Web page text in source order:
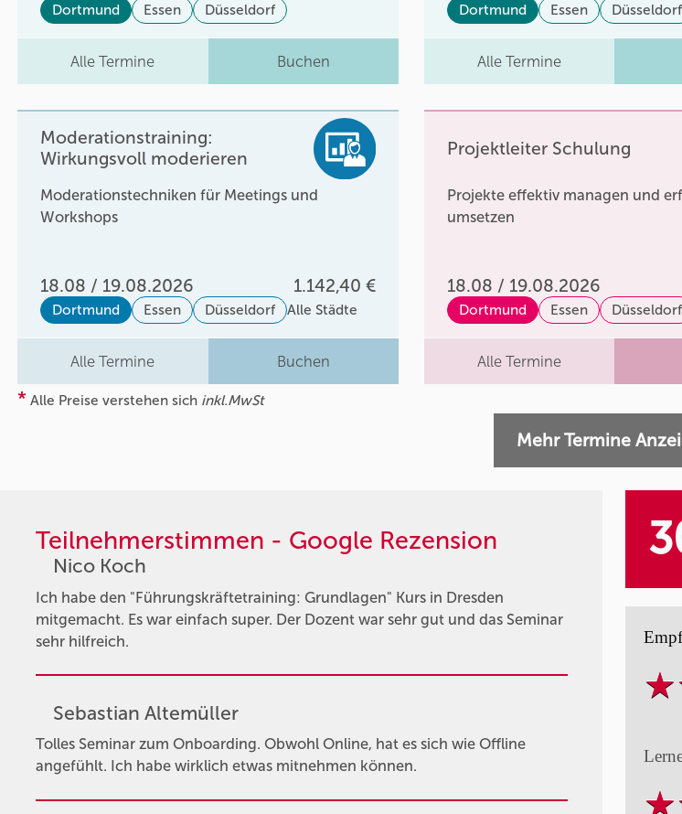
Dortmund Essen Düsseldorf
Alle Termine Buchen
Dortmund Essen Düsseldorf
Alle Termine
Moderationstraining:
Wirkungsvoll moderieren
Moderationstechniken für Meetings und
Workshops
18.08 / 19.08.2026 1.142,40 €
Dortmund Essen Düsseldorf Alle Städte
Alle Termine Buchen
Projektleiter Schulung
Projekte effektiv managen und
umsetzen
18.08 / 19.08.2026
Dortmund Essen Düsseldorf
Alle Termine
* Alle Preise verstehen sich inkl.MwSt
Mehr Termine
Teilnehmerstimmen - Google Rezension
Nico Koch
Ich habe den "Führungskräftetraining: Grundlagen" Kurs in Dresden
mitgemacht. Es war einfach super. Der Dozent war sehr gut und das Seminar
sehr hilfreich.
Sebastian Altemüller
Tolles Seminar zum Onboarding. Obwohl Online, hat es sich wie Offline
angefühlt. Ich habe wirklich etwas mitnehmen können.